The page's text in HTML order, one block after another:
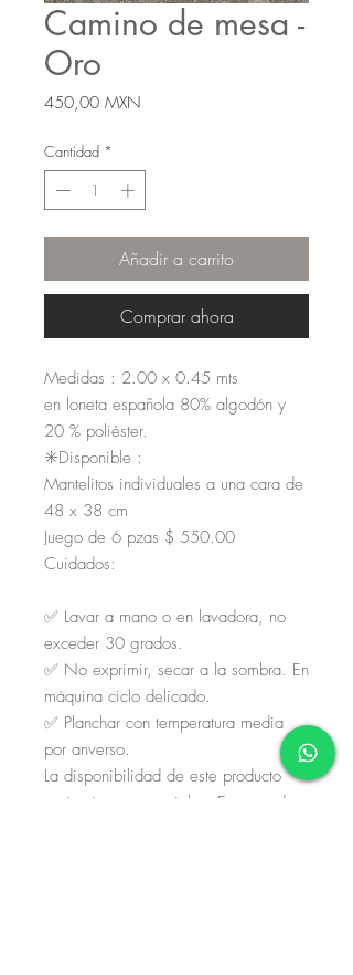
Camino de mesa -
Oro
450,00 MXN
Cantidad *
Añadir a carrito
Comprar ahora
Medidas : 2.00 x 0.45 mts
en loneta española 80% algodón y
20 % poliéster.
✳️Disponible :
Mantelitos individuales a una cara de
48 x 38 cm
Juego de 6 pzas $ 550.00
Cuidados:
✅ Lavar a mano o en lavadora, no
exceder 30 grados.
✅ No exprimir, secar a la sombra. En
máquina ciclo delicado.
✅ Planchar con temperatura media
por anverso.
La disponibilidad de este producto
está sujeto a materiales. En caso de